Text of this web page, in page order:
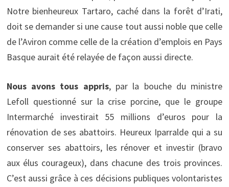
Notre bienheureux Tartaro, caché dans la forêt d’Irati,
doit se demander si une cause tout aussi noble que celle
de l’Aviron comme celle de la création d’emplois en Pays
Basque aurait été relayée de façon aussi directe.
Nous avons tous appris, par la bouche du ministre
Lefoll questionné sur la crise porcine, que le groupe
Intermarché investirait 55 millions d’euros pour la
rénovation de ses abattoirs. Heureux Iparralde qui a su
conserver ses abattoirs, les rénover et investir (bravo
aux élus courageux), dans chacune des trois provinces.
C’est aussi grâce à ces décisions publiques volontaristes